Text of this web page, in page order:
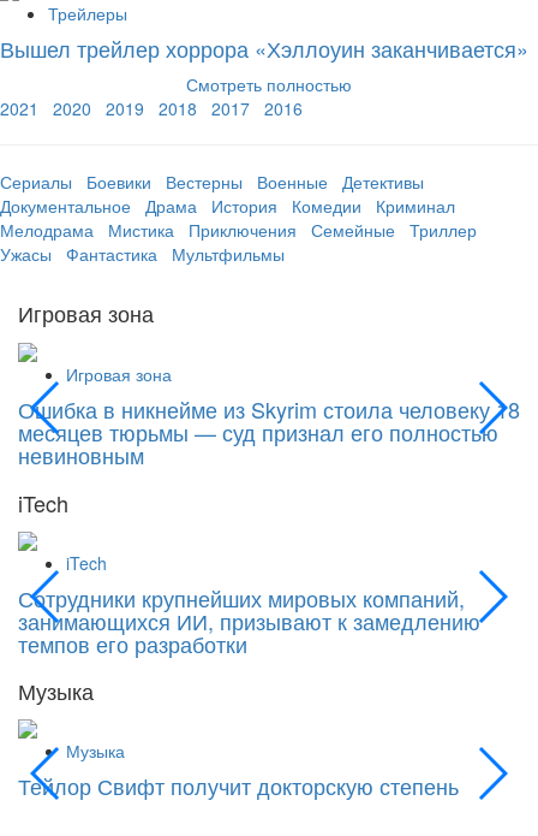
Трейлеры
Вышел трейлер хоррора «Хэллоуин заканчивается»
Смотреть полностью
2021
2020 2019 2018 2017 2016
Сериалы Боевики Вестерны Военные Детективы
Документальное Драма История Комедии
Криминал
Мелодрама
Мистика Приключения Семейные Триллер
Ужасы
Фантастика Мультфильмы
Игровая зона
Игровая зона
Ошибка в никнейме из Skyrim стоила человеку 18
месяцев тюрьмы — суд признал его полностью
невиновным
iTech
iTech
Сотрудники крупнейших мировых компаний,
занимающихся ИИ, призывают к замедлению
темпов его разработки
Музыка
Музыка
Тейлор Свифт получит докторскую степень